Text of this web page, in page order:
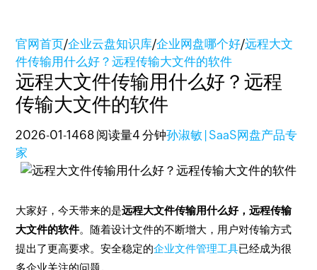
官网首页/企业云盘知识库/企业网盘哪个好/远程大文
件传输用什么好？远程传输大文件的软件
远程大文件传输用什么好？远程
传输大文件的软件
2026-01-1468 阅读量4 分钟孙淑敏 | SaaS网盘产品专
家
大家好，今天带来的是远程大文件传输用什么好，远程传输
大文件的软件。随着设计文件的不断增大，用户对传输方式
提出了更高要求。安全稳定的企业文件管理工具已经成为很
多企业关注的问题。